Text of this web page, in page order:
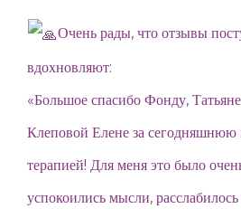
Очень рады, что отзывы
вдохновляют:
«Большое спасибо Фонду,
Клеповой Елене за сегодняшнюю
терапией! Для меня это было
успокоились мысли,